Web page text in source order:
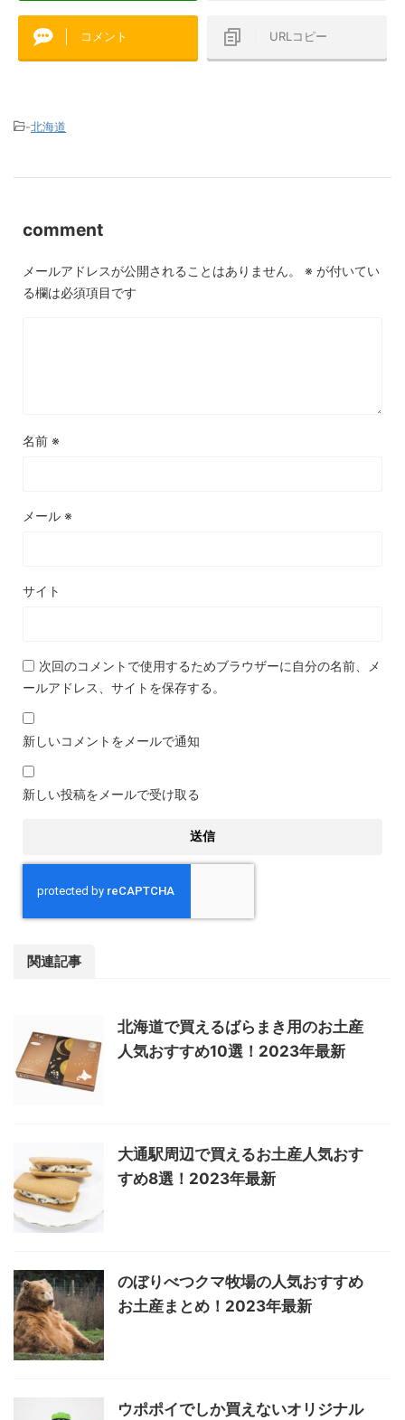
コメント URLコピー
-北海道
comment
メールアドレスが公開されることはありません。 ※ が付いてい
る欄は必須項目です
名前 ※
メール ※
サイト
次回のコメントで使用するためブラウザーに自分の名前、メ
ールアドレス、サイトを保存する。
新しいコメントをメールで通知
新しい投稿をメールで受け取る
関連記事
北海道で買えるばらまき用のお土産
人気おすすめ10選！2023年最新
大通駅周辺で買えるお土産人気おす
すめ8選！2023年最新
のぼりべつクマ牧場の人気おすすめ
お土産まとめ！2023年最新
ウポポイでしか買えないオリジナル